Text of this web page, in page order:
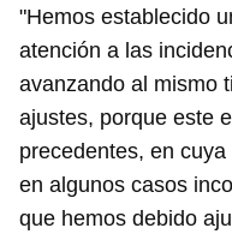
"Hemos establecido
atención a las
avanzando al mismo
ajustes, porque este
precedentes, en
en algunos casos
que hemos debido